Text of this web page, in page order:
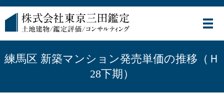
メ
練馬区 新築マンション発売単価の推移（Ｈ
28下期）